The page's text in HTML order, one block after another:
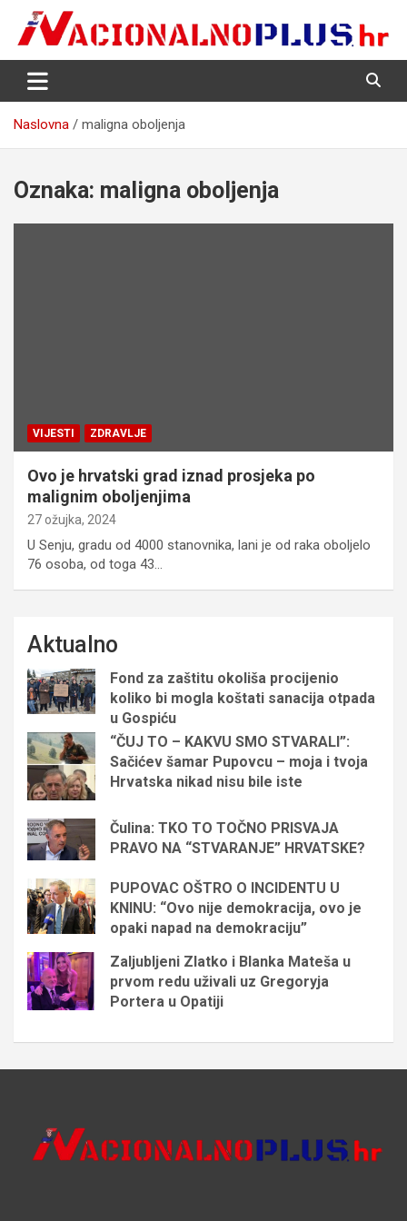
content
NacionalnoPlus.hr
Nacija želi znati više
Naslovna maligna oboljenja
Oznaka: maligna oboljenja
VIJESTI ZDRAVLJE
Ovo je hrvatski grad iznad prosjeka po
malignim oboljenjima
27 ožujka, 2024
U Senju, gradu od 4000 stanovnika, lani je od raka oboljelo
76 osoba, od toga 43…
Aktualno
Fond za zaštitu okoliša procijenio
koliko bi mogla koštati sanacija otpada
u Gospiću
“ČUJ TO – KAKVU SMO STVARALI”:
Sačićev šamar Pupovcu – moja i tvoja
Hrvatska nikad nisu bile iste
Čulina: TKO TO TOČNO PRISVAJA
PRAVO NA “STVARANJE” HRVATSKE?
PUPOVAC OŠTRO O INCIDENTU U
KNINU: “Ovo nije demokracija, ovo je
opaki napad na demokraciju”
Zaljubljeni Zlatko i Blanka Mateša u
prvom redu uživali uz Gregoryja
Portera u Opatiji